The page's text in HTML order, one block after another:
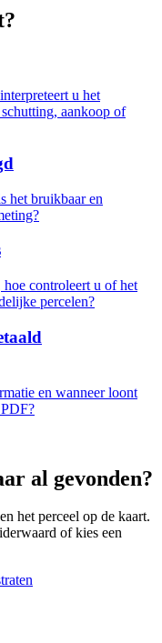
u het
aankoop of
het bruikbaar en
controleert u of het
percelen?
en wanneer loont
al gevonden?
het perceel op de kaart.
of kies een